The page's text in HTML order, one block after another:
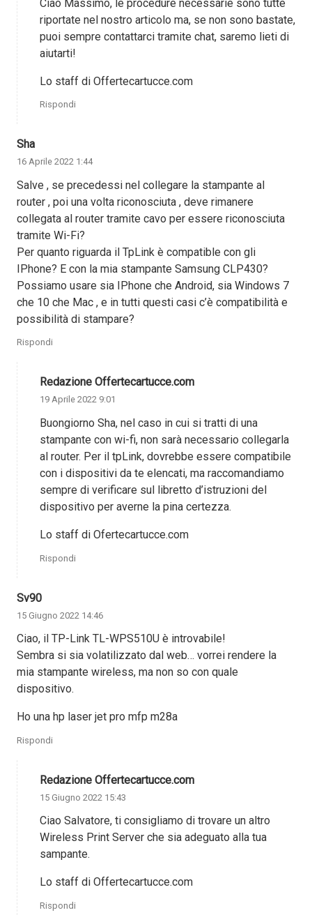
Ciao Massimo, le procedure necessarie sono tutte
riportate nel nostro articolo ma, se non sono bastate,
puoi sempre contattarci tramite chat, saremo lieti di
aiutarti!
Lo staff di Offertecartucce.com
Rispondi
Sha
16 Aprile 2022 1:44
Salve , se precedessi nel collegare la stampante al
router , poi una volta riconosciuta , deve rimanere
collegata al router tramite cavo per essere riconosciuta
tramite Wi-Fi?
Per quanto riguarda il TpLink è compatible con gli
IPhone? E con la mia stampante Samsung CLP430?
Possiamo usare sia IPhone che Android, sia Windows 7
che 10 che Mac , e in tutti questi casi c’è compatibilità e
possibilità di stampare?
Rispondi
Redazione Offertecartucce.com
19 Aprile 2022 9:01
Buongiorno Sha, nel caso in cui si tratti di una
stampante con wi-fi, non sarà necessario collegarla
al router. Per il tpLink, dovrebbe essere compatibile
con i dispositivi da te elencati, ma raccomandiamo
sempre di verificare sul libretto d’istruzioni del
dispositivo per averne la pina certezza.
Lo staff di Ofertecartucce.com
Rispondi
Sv90
15 Giugno 2022 14:46
Ciao, il TP-Link TL-WPS510U è introvabile!
Sembra si sia volatilizzato dal web… vorrei rendere la
mia stampante wireless, ma non so con quale
dispositivo.
Ho una hp laser jet pro mfp m28a
Rispondi
Redazione Offertecartucce.com
15 Giugno 2022 15:43
Ciao Salvatore, ti consigliamo di trovare un altro
Wireless Print Server che sia adeguato alla tua
sampante.
Lo staff di Offertecartucce.com
Rispondi